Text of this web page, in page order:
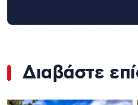
Διαβάστε